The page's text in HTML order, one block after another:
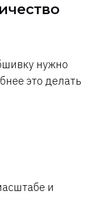
нужно
это делать
и